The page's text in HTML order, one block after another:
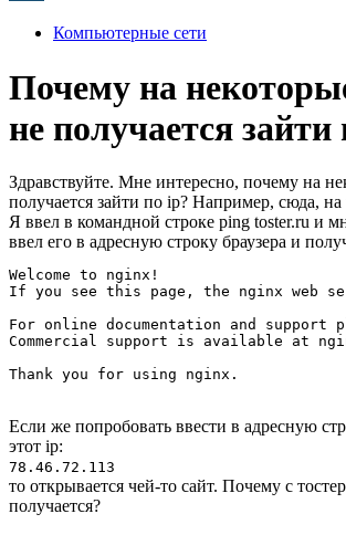
Компьютерные сети
Почему на
не получается зайти
Здравствуйте. Мне интересно, почему на
получается зайти по ip? Например, сюда, на
Я ввел в командной строке ping toster.ru и
ввел его в адресную строку браузера и
Welcome to nginx!
If you see this page, the nginx web
For online documentation and
Commercial support is available at
Thank you for using nginx.
Если же попробовать ввести в адресную
этот ip:
78.46.72.113
то открывается чей-то сайт. Почему с
получается?